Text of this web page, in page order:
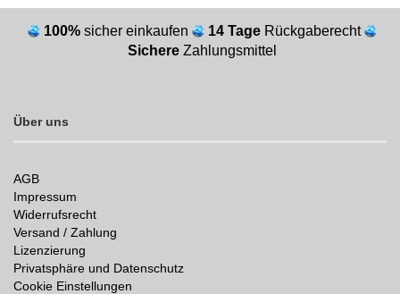
100% sicher einkaufen 14 Tage Rückgaberecht
Sichere Zahlungsmittel
Über uns
AGB
Impressum
Widerrufsrecht
Versand / Zahlung
Lizenzierung
Privatsphäre und Datenschutz
Cookie Einstellungen